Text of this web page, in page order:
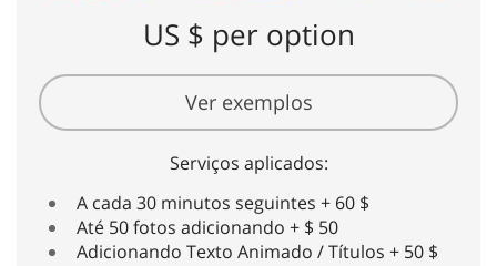
US $ per option
Ver exemplos
Serviços aplicados:
A cada 30 minutos seguintes + 60 $
Até 50 fotos adicionando + $ 50
Adicionando Texto Animado / Títulos + 50 $